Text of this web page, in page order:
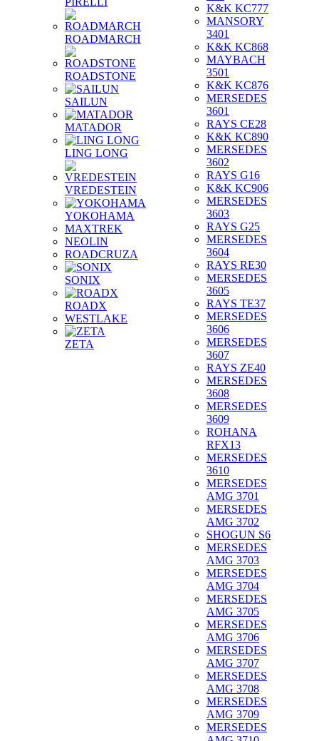
ROADMARCH
ROADSTONE
SAILUN
MATADOR
LING LONG
VREDESTEIN
YOKOHAMA
MAXTREK
NEOLIN
ROADCRUZA
SONIX
ROADX
WESTLAKE
ZETA
K&K KC777
MANSORY
3401
K&K KC868
MAYBACH
3501
K&K KC876
MERSEDES
3601
RAYS CE28
K&K KC890
MERSEDES
3602
RAYS G16
K&K KC906
MERSEDES
3603
RAYS G25
MERSEDES
3604
RAYS RE30
MERSEDES
3605
RAYS TE37
MERSEDES
3606
MERSEDES
3607
RAYS ZE40
MERSEDES
3608
MERSEDES
3609
ROHANA
RFX13
MERSEDES
3610
MERSEDES
AMG 3701
MERSEDES
AMG 3702
SHOGUN S6
MERSEDES
AMG 3703
MERSEDES
AMG 3704
MERSEDES
AMG 3705
MERSEDES
AMG 3706
MERSEDES
AMG 3707
MERSEDES
AMG 3708
MERSEDES
AMG 3709
MERSEDES